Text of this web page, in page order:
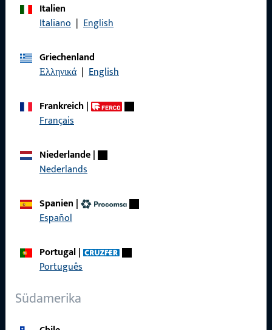
Italien
Italiano | English
Griechenland
Ελληνικά | English
Frankreich|
Français
Niederlande|
Nederlands
Spanien |
Español
Portugal|
Português
Südamerika
Datenschutz
Karriere
Produktkatalog